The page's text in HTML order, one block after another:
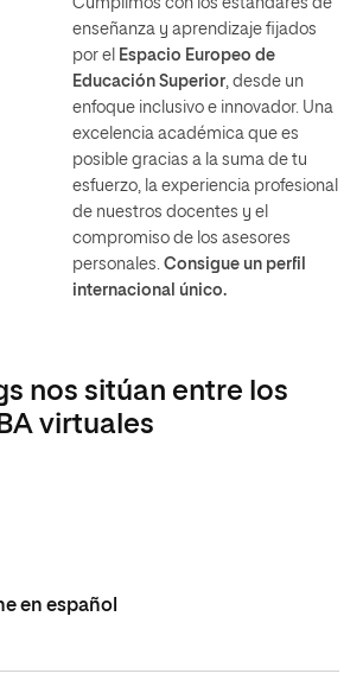
Cumplimos con los estándares de
enseñanza y aprendizaje fijados
por el Espacio Europeo de
Educación Superior, desde un
enfoque inclusivo e innovador. Una
excelencia académica que es
posible gracias a la suma de tu
esfuerzo, la experiencia profesional
de nuestros docentes y el
compromiso de los asesores
personales.Consigue un perfil
internacional único.
nos sitúan entre los
virtuales
en español